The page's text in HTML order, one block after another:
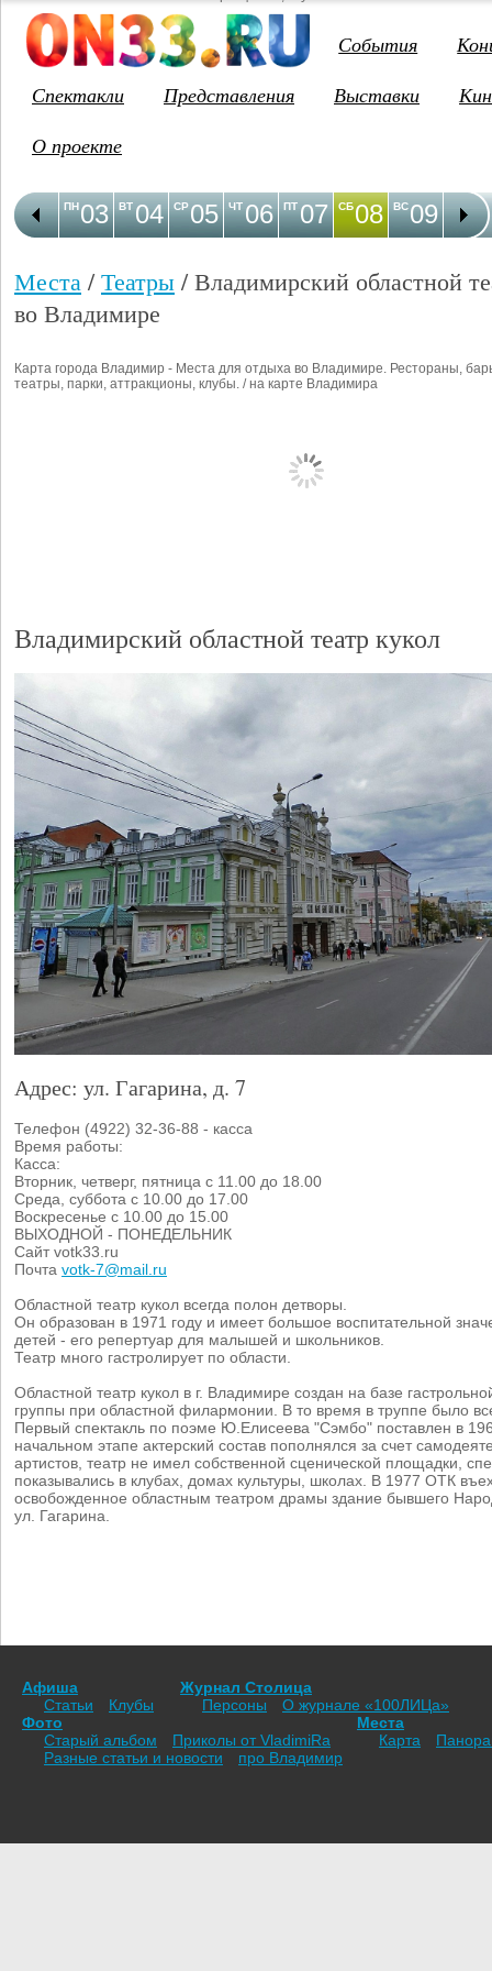
События
Спектакли
Представления Выставки
О проекте
03
ПН 04
ВТ 05
СР 06
ЧТ 07
ПТ 08
СБ 09
ВС 10
ПН
Места /Театры / Владимирский областной
во Владимире
Карта города Владимир - Места для отдыха во Владимире. Рестораны,
театры, парки, аттракционы, клубы. / на карте Владимира
Владимирский областной театр кукол
Адрес: ул. Гагарина, д. 7
Телефон (4922) 32-36-88 - касса
Время работы:
Касса:
Вторник, четверг, пятница с 11.00 до 18.00
Среда, суббота с 10.00 до 17.00
Воскресенье с 10.00 до 15.00
ВЫХОДНОЙ - ПОНЕДЕЛЬНИК
Сайт votk33.ru
Почта votk-7@mail.ru
Областной театр кукол всегда полон детворы.
Он образован в 1971 году и имеет большое воспитательной
детей - его репертуар для малышей и школьников.
Театр много гастролирует по области.
Областной театр кукол в г. Владимире создан на базе
группы при областной филармонии. В то время в труппе было
Первый спектакль по поэме Ю.Елисеева "Сэмбо" поставлен в
начальном этапе актерский состав пополнялся за счет
артистов, театр не имел собственной сценической площадки,
показывались в клубах, домах культуры, школах. В 1977 ОТК
освобожденное областным театром драмы здание бывшего
ул. Гагарина.
Афиша
Статьи
Клубы
Журнал Столица
Персоны
О журнале «100ЛИЦа»
Фото
Старый альбом
Приколы от VladimiRа
Места
Карта
Разные статьи и новости
про Владимир